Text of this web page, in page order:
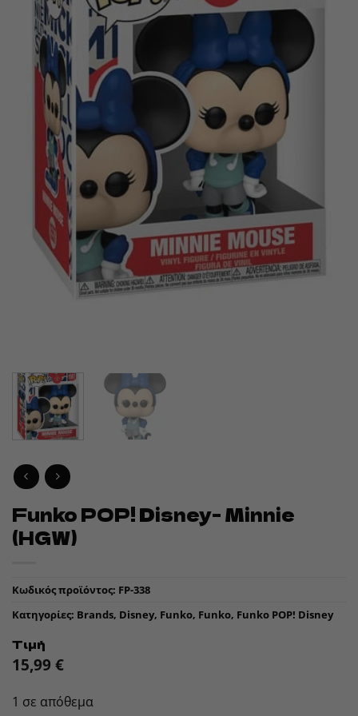
Funko POP! Disney- Minnie
(HGW)
Κωδικός προϊόντος: FP-338
Κατηγορίες: Brands, Disney, Funko, Funko, Funko POP! Disney
Τιμή
15,99 €
1 σε απόθεμα